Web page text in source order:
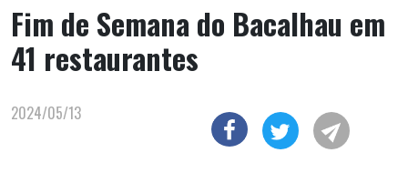
Fim de Semana do Bacalhau em
41 restaurantes
2024/05/13